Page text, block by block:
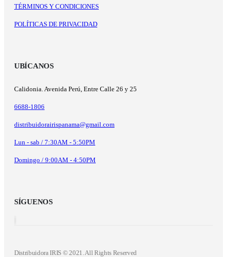
TÉRMINOS Y CONDICIONES
POLÍTICAS DE PRIVACIDAD
UBÍCANOS
Calidonia. Avenida Perú, Entre Calle 26 y 25
6688-1806
distribuidorairispanama@gmail.com
Lun - sab / 7:30AM - 5:50PM
Domingo / 9:00AM - 4:50PM
SÍGUENOS
Distribuidora IRIS © 2021. All Rights Reserved